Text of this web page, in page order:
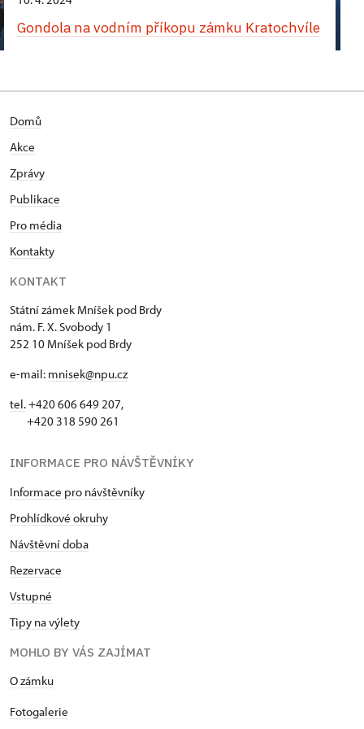
Gondola na vodním příkopu zámku Kratochvíle
Domů
Akce
Zprávy
Publikace
Pro média
Kontakty
KONTAKT
Státní zámek Mníšek pod Brdy
nám. F. X. Svobody 1
252 10 Mníšek pod Brdy
e-mail: mnisek@npu.cz
tel.+420 606 649 207,
+420 318 590 261
INFORMACE PRO NÁVŠTĚVNÍKY
Informace pro návštěvníky
Prohlídkové okruhy
Návštěvní doba
Rezervace
Vstupné
Tipy na výlety
MOHLO BY VÁS ZAJÍMAT
O zámku
Fotogalerie